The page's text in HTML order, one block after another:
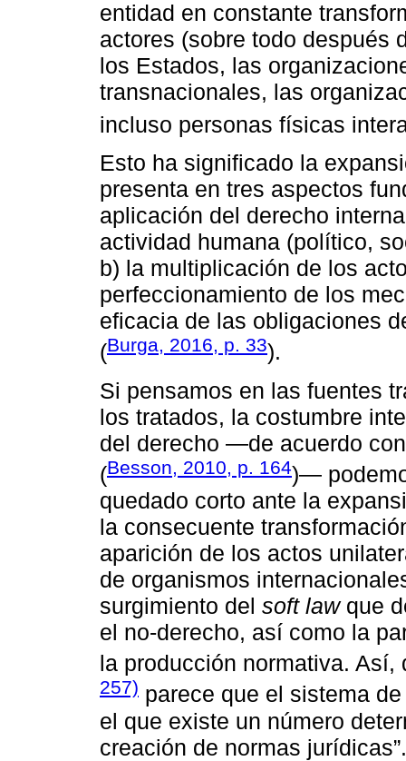
entidad en constante
actores (sobre todo después
los Estados, las
transnacionales, las
incluso personas físicas
Esto ha significado la
presenta en tres aspectos
aplicación del derecho
actividad humana (político,
b) la multiplicación de los
perfeccionamiento de los
eficacia de las obligaciones
(Burga, 2016, p. 33).
Si pensamos en las fuentes
los tratados, la costumbre
del derecho —de acuerdo
(Besson, 2010, p. 164)—
quedado corto ante la
la consecuente
aparición de los actos
de organismos
surgimiento del soft lawque
el no-derecho, así como la
la producción normativa.
257) parece que el sistema
el que existe un número
creación de normas jurídicas”.